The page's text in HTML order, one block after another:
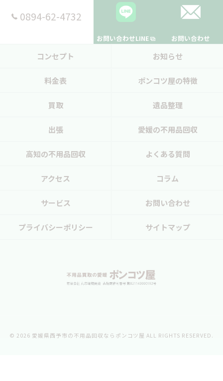
0894-62-4732
お問い合わせLINE お問い合わせ
コンセプト お知らせ
料金表 ポンコツ屋の特徴
買取 遺品整理
出張 愛媛の不用品回収
高知の不用品回収 よくある質問
アクセス コラム
サービス お問い合わせ
プライバシーポリシー サイトマップ
© 2026 愛媛県西予市の不用品回収ならポンコツ屋 ALL RIGHTS RESERVED.